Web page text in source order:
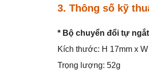
3. Thông số kỹ
* Bộ chuyển đổi tự ngắt
Kích thước: H 17mm x
Trọng lượng: 52g